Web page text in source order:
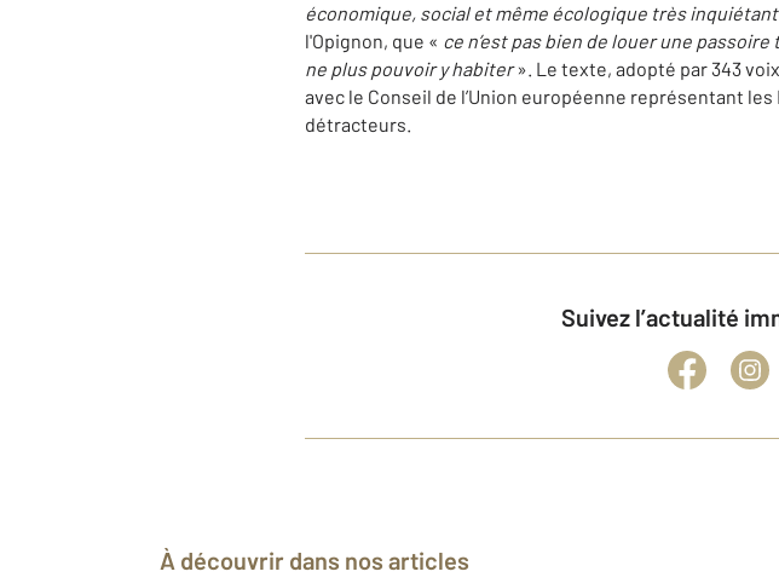
économique, social et même écologique très inquiétant
l'Opignon, que « ce n’est pas bien de louer une
ne plus pouvoir y habiter». Le texte, adopté par 343
avec le Conseil de l’Union européenne représentant
détracteurs.
Suivez l’actualité
À découvrir dans nos articles